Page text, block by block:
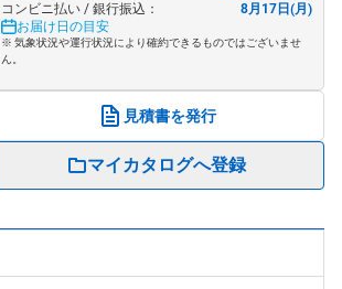
コンビニ払い / 銀行振込：
8月17日(月)
お届け日の目安
※ 気象状況や運行状況により確約できるものではございませ
ん。
見積書を発行
マイカタログへ登録